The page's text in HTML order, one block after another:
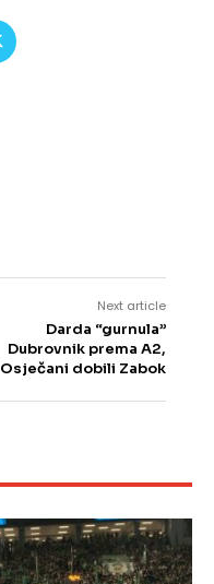
Next article
Darda “gurnula”
Dubrovnik prema A2,
Osječani dobili Zabok